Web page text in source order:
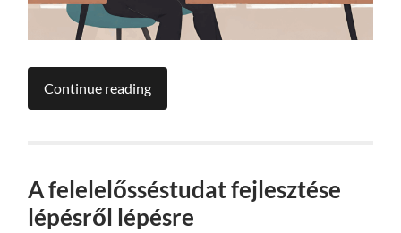
Continue reading
A felelelősséstudat fejlesztése
lépésről lépésre